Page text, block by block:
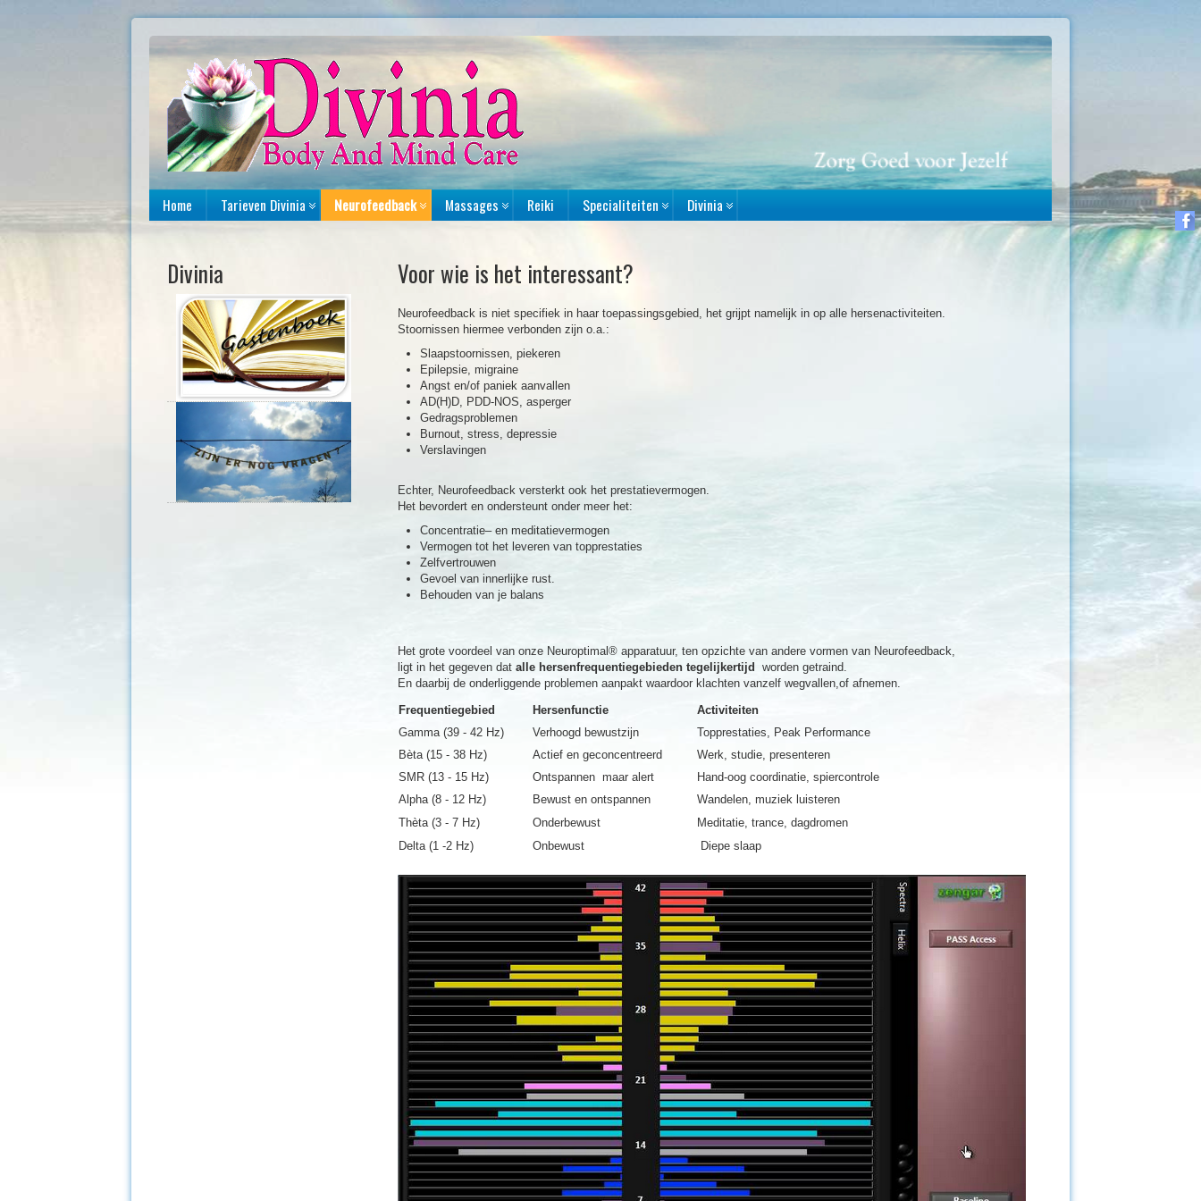
Home Tarieven Divinia Neurofeedback Massages Reiki Specialiteiten Divinia
Divinia Voor wie is het interessant?
Neurofeedback is niet specifiek in haar toepassingsgebied, het grijpt namelijk in op alle hersenactiviteiten.
Stoornissen hiermee verbonden zijn o.a.:
Slaapstoornissen, piekeren
Epilepsie, migraine
Angst en/of paniek aanvallen
AD(H)D, PDD-NOS, asperger
Gedragsproblemen
Burnout, stress, depressie
Verslavingen
Echter, Neurofeedback versterkt ook het prestatievermogen.
Het bevordert en ondersteunt onder meer het:
Concentratie– en meditatievermogen
Vermogen tot het leveren van topprestaties
Zelfvertrouwen
Gevoel van innerlijke rust.
Behouden van je balans
Het grote voordeel van onze Neuroptimal® apparatuur, ten opzichte van andere vormen van Neurofeedback,
ligt in het gegeven datalle hersenfrequentiegebieden tegelijkertijd
worden getraind.
En daarbij de onderliggende problemen aanpakt waardoor klachten vanzelf wegvallen,of afnemen.
Frequentiegebied
Hersenfunctie
Activiteiten
Gamma (39 - 42 Hz)
Verhoogd bewustzijn
Topprestaties, Peak Performance
Bèta (15 - 38 Hz)
Actief en geconcentreerd
Werk, studie, presenteren
SMR (13 - 15 Hz)
Ontspannen maar alert
Hand-oog coordinatie, spiercontrole
Alpha (8 - 12 Hz)
Bewust en ontspannen
Wandelen, muziek luisteren
Thèta (3 - 7 Hz)
Onderbewust
Meditatie, trance, dagdromen
Delta (1 -2 Hz)
Onbewust Diepe slaap